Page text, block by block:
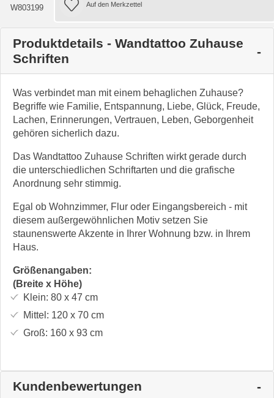
W803199
Produktdetails - Wandtattoo Zuhause
Schriften
Was verbindet man mit einem behaglichen Zuhause?
Begriffe wie Familie, Entspannung, Liebe, Glück, Freude,
Lachen, Erinnerungen, Vertrauen, Leben, Geborgenheit
gehören sicherlich dazu.
Das Wandtattoo Zuhause Schriften wirkt gerade durch
die unterschiedlichen Schriftarten und die grafische
Anordnung sehr stimmig.
Egal ob Wohnzimmer, Flur oder Eingangsbereich - mit
diesem außergewöhnlichen Motiv setzen Sie
staunenswerte Akzente in Ihrer Wohnung bzw. in Ihrem
Haus.
Größenangaben:
(Breite x Höhe)
Klein: 80 x 47 cm
Mittel: 120 x 70cm
Groß: 160 x 93cm
Kundenbewertungen